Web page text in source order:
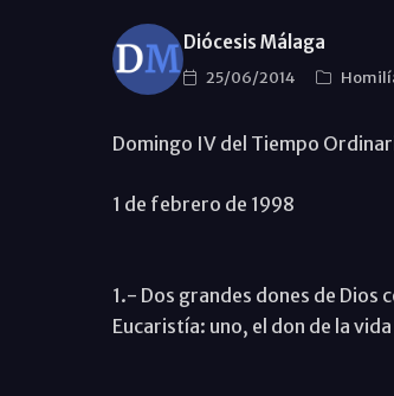
Diócesis Málaga
25/06/2014
Domingo IV del Tiempo
1 de febrero de 1998
1.- Dos grandes dones de Dios
Eucaristía: uno, el don de la